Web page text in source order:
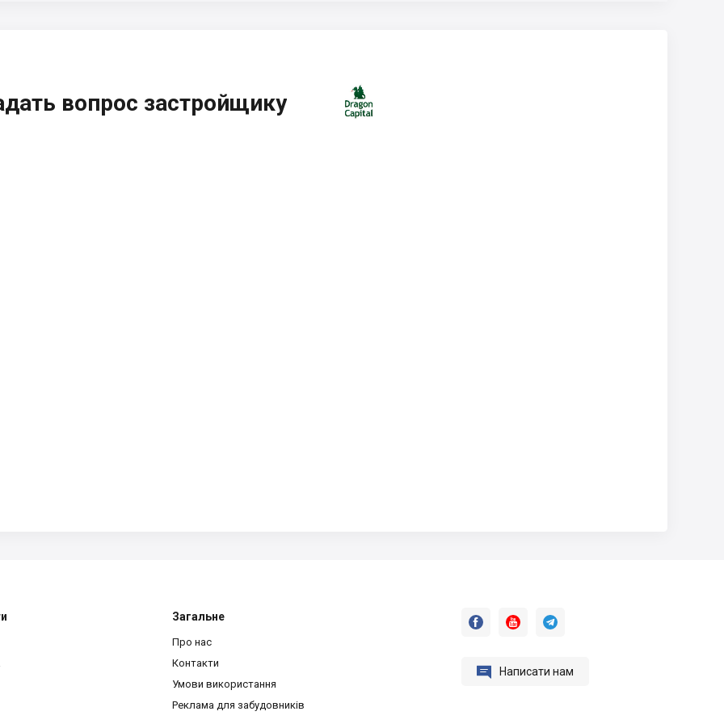
вопрос застройщику
Загальне
Про нас
Контакти
Умови використання
Реклама для забудовників
  
 Написати нам